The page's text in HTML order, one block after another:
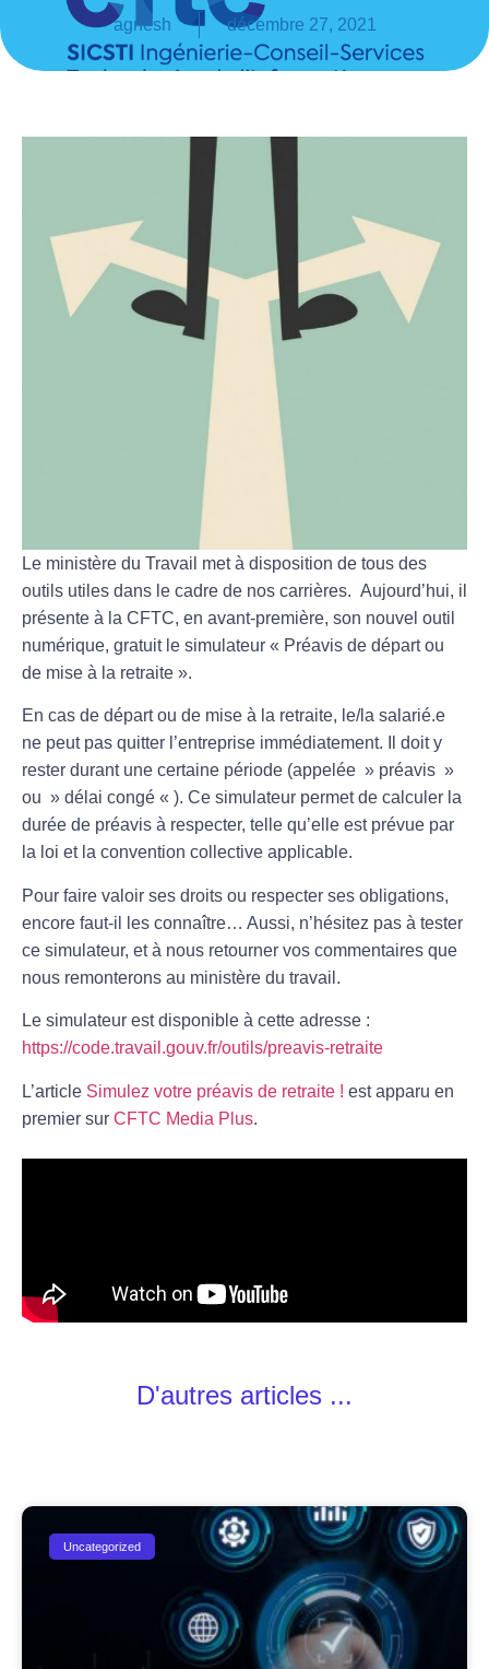
agnesh décembre 27, 2021
Le ministère du Travail met à disposition de tous des
outils utiles dans le cadre de nos carrières. Aujourd’hui, il
présente à la CFTC, en avant-première, son nouvel outil
numérique, gratuit le simulateur « Préavis de départ ou
de mise à la retraite ».
En cas de départ ou de mise à la retraite, le/la salarié.e
ne peut pas quitter l’entreprise immédiatement. Il doit y
rester durant une certaine période (appelée » préavis »
ou » délai congé « ). Ce simulateur permet de calculer la
durée de préavis à respecter, telle qu’elle est prévue par
la loi et la convention collective applicable.
Pour faire valoir ses droits ou respecter ses obligations,
encore faut-il les connaître… Aussi, n’hésitez pas à tester
ce simulateur, et à nous retourner vos commentaires que
nous remonterons au ministère du travail.
Le simulateur est disponible à cette adresse :
https://code.travail.gouv.fr/outils/preavis-retraite
L’article Simulez votre préavis de retraite ! est apparu en
premier sur CFTC Media Plus.
D'autres articles ...
Uncategorized